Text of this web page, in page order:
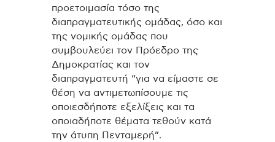
προετοιμασία τόσο της
διαπραγματευτικής ομάδας, όσο και
της νομικής ομάδας που
συμβουλεύει τον Πρόεδρο της
Δημοκρατίας και τον
διαπραγματευτή “για να είμαστε σε
θέση να αντιμετωπίσουμε τις
οποιεσδήποτε εξελίξεις και τα
οποιαδήποτε θέματα τεθούν κατά
την άτυπη Πενταμερή”.